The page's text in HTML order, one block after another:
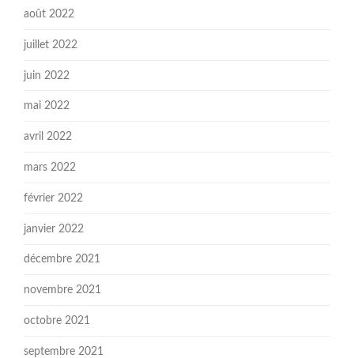
août 2022
juillet 2022
juin 2022
mai 2022
avril 2022
mars 2022
février 2022
janvier 2022
décembre 2021
novembre 2021
octobre 2021
septembre 2021